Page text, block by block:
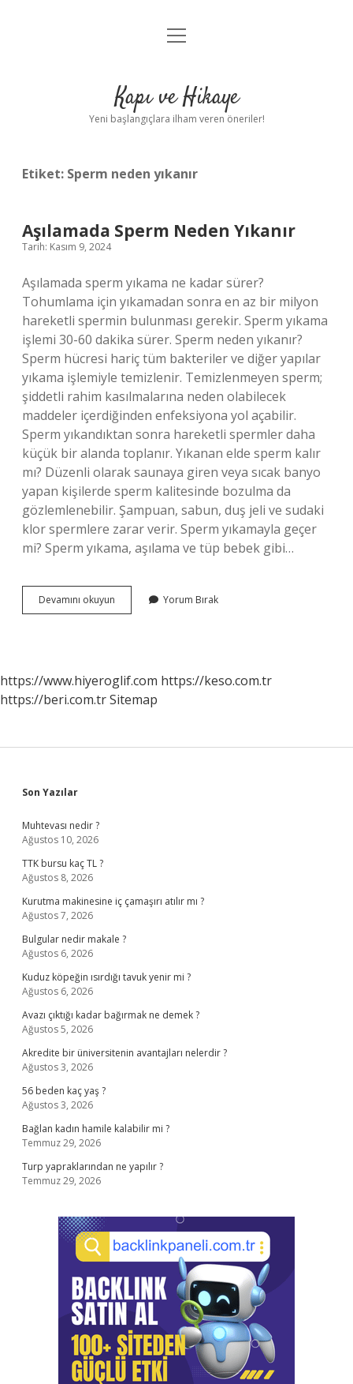
Anasayfa
Yasal Uyarı
menüyü
Kapı ve Hikaye
Yeni başlangıçlara ilham veren öneriler!
Etiket: Sperm neden yıkanır
Aşılamada Sperm Neden Yıkanır
Tarih: Kasım 9, 2024
Aşılamada sperm yıkama ne kadar sürer?
Tohumlama için yıkamadan sonra en az bir milyon
hareketli spermin bulunması gerekir. Sperm yıkama
işlemi 30-60 dakika sürer. Sperm neden yıkanır?
Sperm hücresi hariç tüm bakteriler ve diğer yapılar
yıkama işlemiyle temizlenir. Temizlenmeyen sperm;
şiddetli rahim kasılmalarına neden olabilecek
maddeler içerdiğinden enfeksiyona yol açabilir.
Sperm yıkandıktan sonra hareketli spermler daha
küçük bir alanda toplanır. Yıkanan elde sperm kalır
mı? Düzenli olarak saunaya giren veya sıcak banyo
yapan kişilerde sperm kalitesinde bozulma da
gözlemlenebilir. Şampuan, sabun, duş jeli ve sudaki
klor spermlere zarar verir. Sperm yıkamayla geçer
mi? Sperm yıkama, aşılama ve tüp bebek gibi…
Devamını okuyun Aşılamada
Sperm
Yorum Bırak
https://www.hiyeroglif.com https://keso.com.tr
https://beri.com.trSitemap
Sidebar
Son Yazılar
Muhtevası nedir ?
Ağustos 10, 2026
TTK bursu kaç TL ?
Ağustos 8, 2026
Kurutma makinesine iç çamaşırı atılır mı ?
Ağustos 7, 2026
Bulgular nedir makale ?
Ağustos 6, 2026
Kuduz köpeğin ısırdığı tavuk yenir mi ?
Ağustos 6, 2026
Avazı çıktığı kadar bağırmak ne demek ?
Ağustos 5, 2026
Akredite bir üniversitenin avantajları nelerdir ?
Ağustos 3, 2026
56 beden kaç yaş ?
Ağustos 3, 2026
Bağlan kadın hamile kalabilir mi ?
Temmuz 29, 2026
Turp yapraklarından ne yapılır ?
Temmuz 29, 2026